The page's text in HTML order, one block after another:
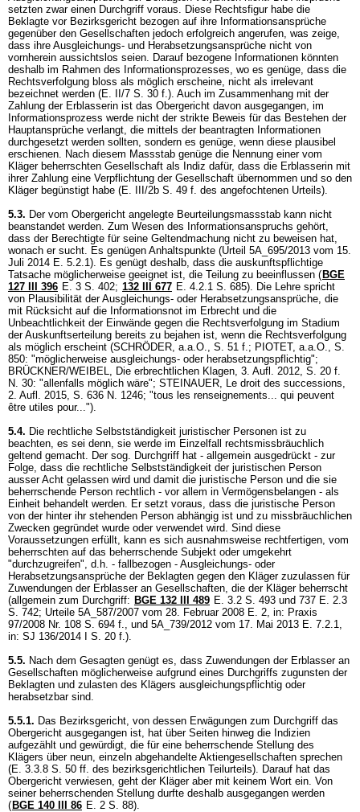
setzten zwar einen Durchgriff voraus. Diese Rechtsfigur habe die
Beklagte vor Bezirksgericht bezogen auf ihre Informationsansprüche
gegenüber den Gesellschaften jedoch erfolgreich angerufen, was zeige,
dass ihre Ausgleichungs- und Herabsetzungsansprüche nicht von
vornherein aussichtslos seien. Darauf bezogene Informationen könnten
deshalb im Rahmen des Informationsprozesses, wo es genüge, dass die
Rechtsverfolgung bloss als möglich erscheine, nicht als irrelevant
bezeichnet werden (E. II/7 S. 30 f.). Auch im Zusammenhang mit der
Zahlung der Erblasserin ist das Obergericht davon ausgegangen, im
Informationsprozess werde nicht der strikte Beweis für das Bestehen der
Hauptansprüche verlangt, die mittels der beantragten Informationen
durchgesetzt werden sollten, sondern es genüge, wenn diese plausibel
erschienen. Nach diesem Massstab genüge die Nennung einer vom
Kläger beherrschten Gesellschaft als Indiz dafür, dass die Erblasserin mit
ihrer Zahlung eine Verpflichtung der Gesellschaft übernommen und so den
Kläger begünstigt habe (E. III/2b S. 49 f. des angefochtenen Urteils).
5.3. Der vom Obergericht angelegte Beurteilungsmassstab kann nicht
beanstandet werden. Zum Wesen des Informationsanspruchs gehört,
dass der Berechtigte für seine Geltendmachung nicht zu beweisen hat,
wonach er sucht. Es genügen Anhaltspunkte (Urteil 5A_695/2013 vom 15.
Juli 2014 E. 5.2.1). Es genügt deshalb, dass die auskunftspflichtige
Tatsache möglicherweise geeignet ist, die Teilung zu beeinflussen ( BGE
127 III 396 E. 3 S. 402; 132 III 677 E. 4.2.1 S. 685). Die Lehre spricht
von Plausibilität der Ausgleichungs- oder Herabsetzungsansprüche, die
mit Rücksicht auf die Informationsnot im Erbrecht und die
Unbeachtlichkeit der Einwände gegen die Rechtsverfolgung im Stadium
der Auskunftserteilung bereits zu bejahen ist, wenn die Rechtsverfolgung
als möglich erscheint (SCHRÖDER, a.a.O., S. 51 f.; PIOTET, a.a.O., S.
850: "möglicherweise ausgleichungs- oder herabsetzungspflichtig";
BRÜCKNER/WEIBEL, Die erbrechtlichen Klagen, 3. Aufl. 2012, S. 20 f.
N. 30: "allenfalls möglich wäre"; STEINAUER, Le droit des successions,
2. Aufl. 2015, S. 636 N. 1246; "tous les renseignements... qui peuvent
être utiles pour...").
5.4. Die rechtliche Selbstständigkeit juristischer Personen ist zu
beachten, es sei denn, sie werde im Einzelfall rechtsmissbräuchlich
geltend gemacht. Der sog. Durchgriff hat - allgemein ausgedrückt - zur
Folge, dass die rechtliche Selbstständigkeit der juristischen Person
ausser Acht gelassen wird und damit die juristische Person und die sie
beherrschende Person rechtlich - vor allem in Vermögensbelangen - als
Einheit behandelt werden. Er setzt voraus, dass die juristische Person
von der hinter ihr stehenden Person abhängig ist und zu missbräuchlichen
Zwecken gegründet wurde oder verwendet wird. Sind diese
Voraussetzungen erfüllt, kann es sich ausnahmsweise rechtfertigen, vom
beherrschten auf das beherrschende Subjekt oder umgekehrt
"durchzugreifen", d.h. - fallbezogen - Ausgleichungs- oder
Herabsetzungsansprüche der Beklagten gegen den Kläger zuzulassen für
Zuwendungen der Erblasser an Gesellschaften, die der Kläger beherrscht
(allgemein zum Durchgriff: BGE 132 III 489 E. 3.2 S. 493 und 737 E. 2.3
S. 742; Urteile 5A_587/2007 vom 28. Februar 2008 E. 2, in: Praxis
97/2008 Nr. 108 S. 694 f., und 5A_739/2012 vom 17. Mai 2013 E. 7.2.1,
in: SJ 136/2014 I S. 20 f.).
5.5. Nach dem Gesagten genügt es, dass Zuwendungen der Erblasser an
Gesellschaften möglicherweise aufgrund eines Durchgriffs zugunsten der
Beklagten und zulasten des Klägers ausgleichungspflichtig oder
herabsetzbar sind.
5.5.1. Das Bezirksgericht, von dessen Erwägungen zum Durchgriff das
Obergericht ausgegangen ist, hat über Seiten hinweg die Indizien
aufgezählt und gewürdigt, die für eine beherrschende Stellung des
Klägers über neun, einzeln abgehandelte Aktiengesellschaften sprechen
(E. 3.3.8 S. 50 ff. des bezirksgerichtlichen Teilurteils). Darauf hat das
Obergericht verwiesen, geht der Kläger aber mit keinem Wort ein. Von
seiner beherrschenden Stellung durfte deshalb ausgegangen werden
( BGE 140 III 86 E. 2 S. 88).